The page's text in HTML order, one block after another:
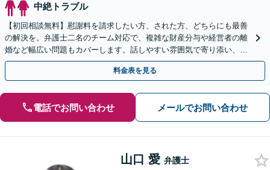
中絶トラブル
【初回相談無料】慰謝料を請求したい方、された方、どちらにも最善
の解決を。弁護士二名のチーム対応で、複雑な財産分与や経営者の離
婚など幅広い問題もカバーします。話しやすい雰囲気で寄り添い、専
門家として確かな方針を導きます。まずはご相談を。
料金表を見る
電話でお問い合わせ メールでお問い合わせ
山口 愛 弁護士